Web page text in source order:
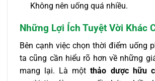
Không nên uống quá nhiều.
Những Lợi Ích Tuyệt Vời Khác
Bên cạnh việc chọn thời điểm uống
ta cũng cần hiểu rõ hơn về những
mang lại. Là mộtthảo dược hữu